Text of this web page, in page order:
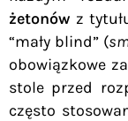
żetonów z
“mały blind” (
obowiązkowe
stole przed
często